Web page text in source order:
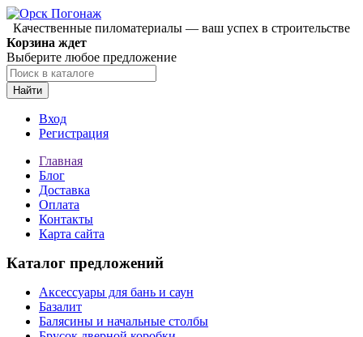
Качественные пиломатериалы — ваш успех в строительстве
Корзина ждет
Выберите любое предложение
Найти
Вход
Регистрация
Главная
Блог
Доставка
Оплата
Контакты
Карта сайта
Каталог предложений
Аксессуары для бань и саун
Базалит
Балясины и начальные столбы